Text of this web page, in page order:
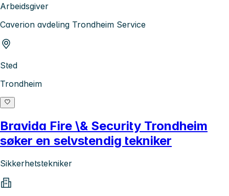
Arbeidsgiver
Caverion avdeling Trondheim Service
Sted
Trondheim
Bravida Fire \& Security Trondheim
søker en selvstendig tekniker
Sikkerhetstekniker